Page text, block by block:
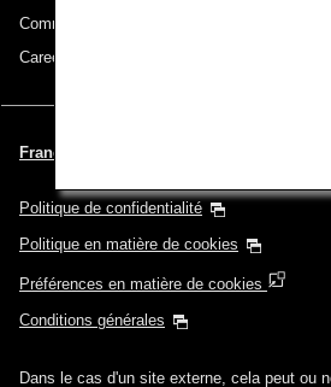
Communiqué de presse
Careers (English Only)
Français | France (Choisissez votre ville
Politique de confidentialité
Politique en matière de cookies
Préférences en matière de cookies
Conditions générales
Dans le cas d'un site externe, cela peut ou